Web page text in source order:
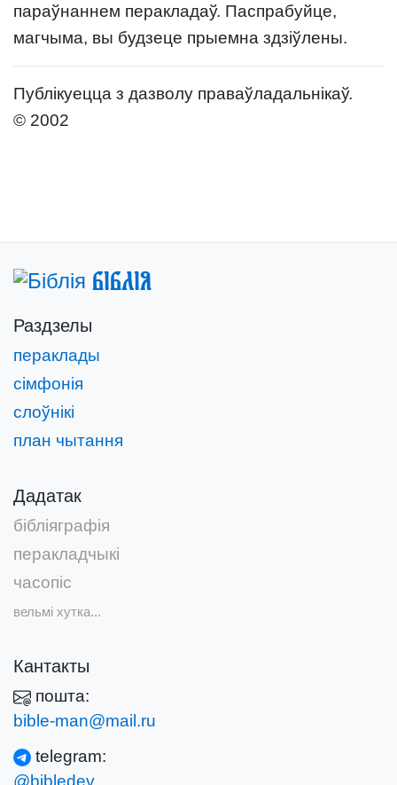
параўнаннем перакладаў. Паспрабуйце,
магчыма, вы будзеце прыемна здзіўлены.
Публікуецца з дазволу праваўладальнікаў.
© 2002
Біблія
Раздзелы
пераклады
сімфонія
слоўнікі
план чытання
Дадатак
бібліяграфія
перакладчыкі
часопіс
вельмі хутка...
Кантакты
пошта:
bible-man@mail.ru
telegram:
@bibledev